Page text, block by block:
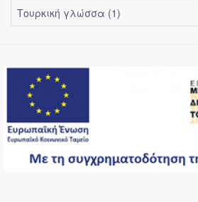
Τουρκική γλώσσα (1)